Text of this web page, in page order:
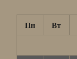
Пн Вт